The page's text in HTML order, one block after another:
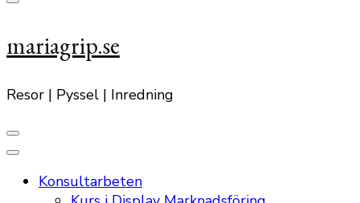
Something?
mariagrip.se
Resor | Pyssel | Inredning
Konsultarbeten